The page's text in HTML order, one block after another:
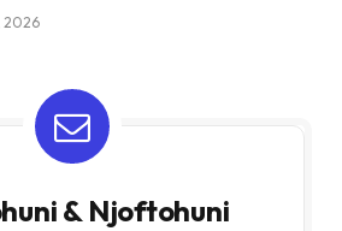
2026
& Njoftohuni